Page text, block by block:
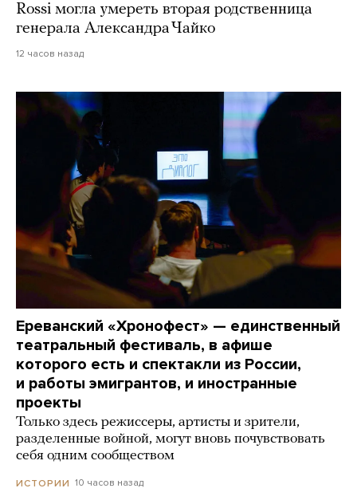
Rossi могла умереть вторая родственница
генерала Александра Чайко
12 часов назад
Ереванский «Хронофест» — единственный
театральный фестиваль, в афише
которого есть и спектакли из России,
и работы эмигрантов, и иностранные
проекты
Только здесь режиссеры, артисты и зрители,
разделенные войной, могут вновь почувствовать
себя одним сообществом
ИСТОРИИ 10 часов назад